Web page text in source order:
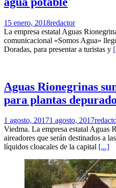
15 enero, 2018redactor
La empresa estatal Aguas
comunicacional «Somos Agua»
Doradas, para presentar a turistas y
Aguas Rionegrinas
para plantas
1 agosto, 20171 agosto, 2017
Viedma. La empresa estatal Aguas
aireadores que serán destinados a
líquidos cloacales de la capital [...]